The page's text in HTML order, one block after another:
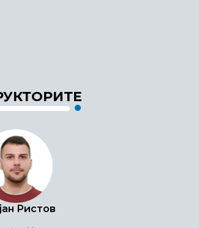
Ристов